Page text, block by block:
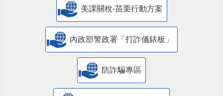
美課關稅-苗栗行動方案
內政部警政署「打詐儀錶板」
防詐騙專區